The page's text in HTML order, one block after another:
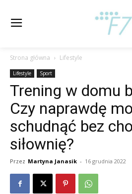
Strona główna Lifestyle
Lifestyle Sport
Trening w domu
Czy naprawdę
schudnąć bez
siłownię?
Przez Martyna Janasik - 16 grudnia 2022